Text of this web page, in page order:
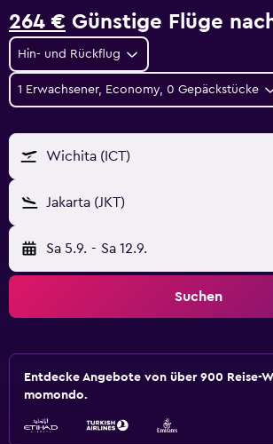
264 € Günstige Flüge
Hin- und Rückflug
1 Erwachsener, Economy, 0 Gepäckstücke
Wichita (ICT)
Jakarta (JKT)
Sa 5.9. - Sa 12.9.
Suchen
Entdecke Angebote von über 900 Reise-
momondo.